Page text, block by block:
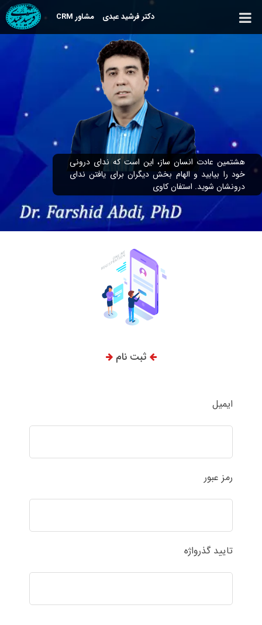
دکتر فرشید عبدی مشاور CRM
هشتمین عادت انسان ساز، این است که ندای درونی
خود را بیابید و الهام بخش دیگران برای یافتن ندای
درونشان شوید. استفان کاوی
ثبت نام
ایمیل
رمز عبور
تایید گذرواژه